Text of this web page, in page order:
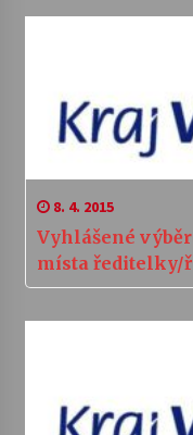
8. 4. 2015
Vyhlášené
místa ředitelky/